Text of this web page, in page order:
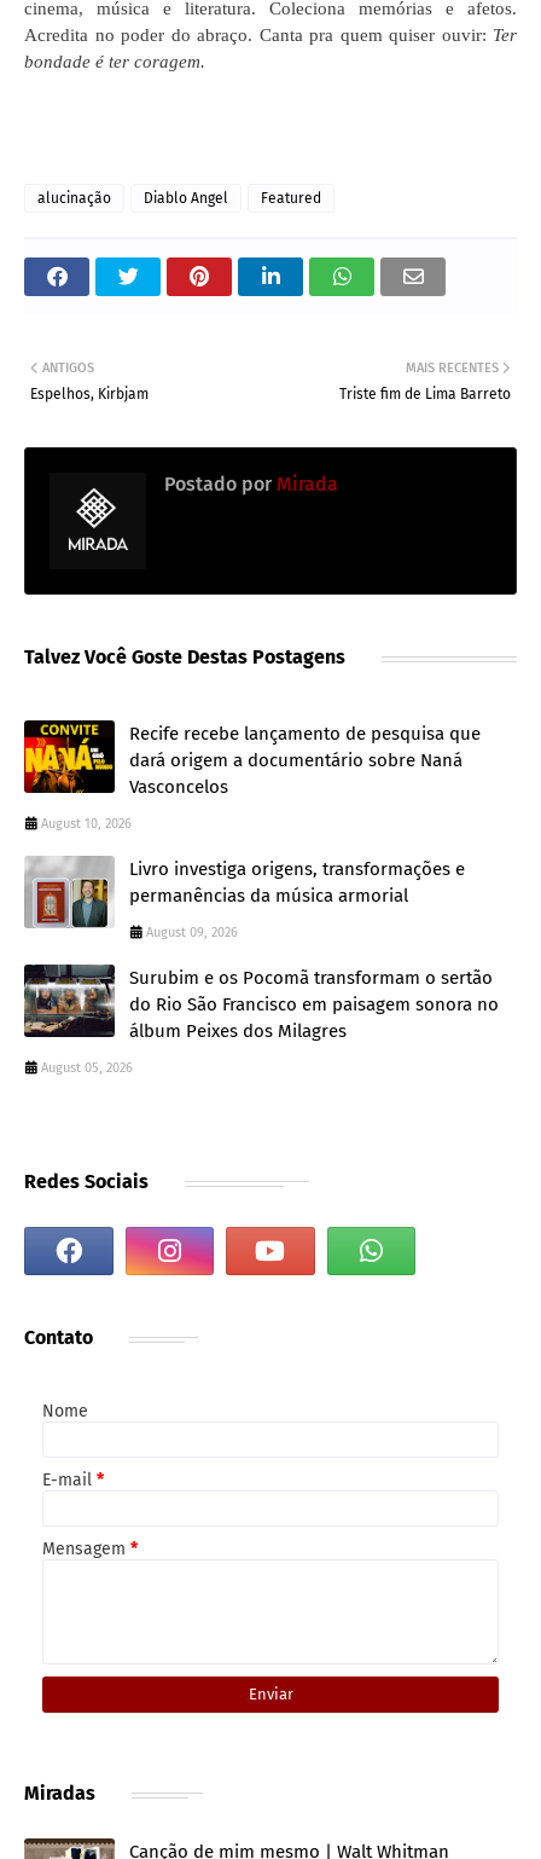
cinema, música e literatura. Coleciona memórias e afetos.
Acredita no poder do abraço. Canta pra quem quiser ouvir: Ter
bondade é ter coragem.
alucinação Diablo Angel Featured
MAIS RECENTES
Triste fim de Lima Barreto
ANTIGOS
Espelhos, Kirbjam
Postado por Mirada
Talvez Você Goste Destas Postagens
Recife recebe lançamento de pesquisa que
dará origem a documentário sobre Naná
Vasconcelos
August 10, 2026
Livro investiga origens, transformações e
permanências da música armorial
August 09, 2026
Surubim e os Pocomã transformam o sertão
do Rio São Francisco em paisagem sonora no
álbum Peixes dos Milagres
August 05, 2026
Redes Sociais
Contato
Nome
E-mail *
Mensagem *
Miradas
Canção de mim mesmo | Walt Whitman